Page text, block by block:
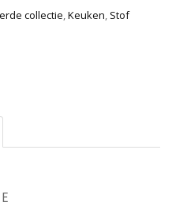
collectie,Keuken, Stof